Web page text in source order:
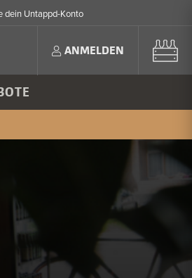
dein Untappd-Konto
ANMELDEN